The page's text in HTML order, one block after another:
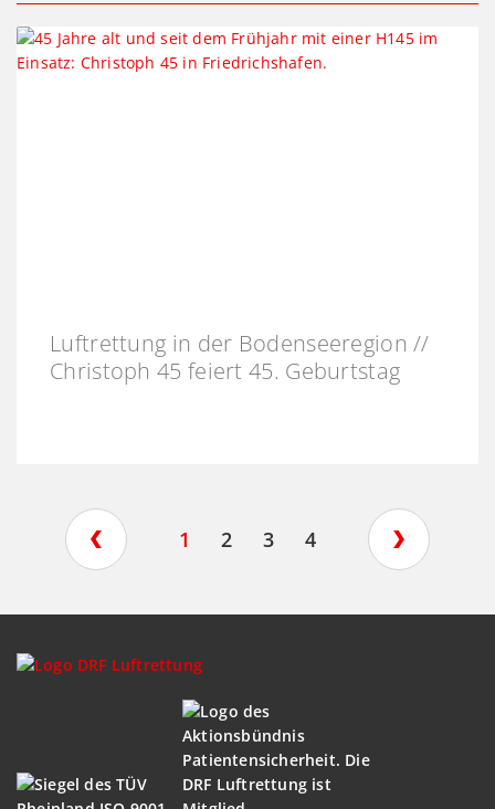
Luftrettung in der Bodenseeregion //
Christoph 45 feiert 45. Geburtstag
1 2 3 4